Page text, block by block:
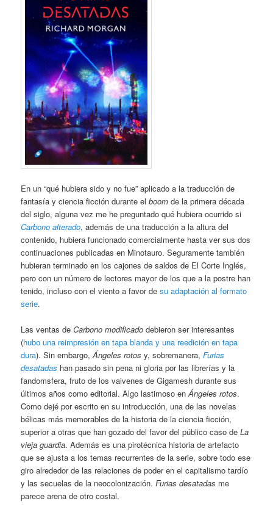
En un “qué hubiera sido y no fue” aplicado a la traducción de
fantasía y ciencia ficción durante elboom de la primera década
del siglo, alguna vez me he preguntado qué hubiera ocurrido si
Carbono alterado, además de una traducción a la altura del
contenido, hubiera funcionado comercialmente hasta ver sus dos
continuaciones publicadas en Minotauro. Seguramente también
hubieran terminado en los cajones de saldos de El Corte Inglés,
pero con un número de lectores mayor de los que a la postre han
tenido, incluso con el viento a favor desu adaptación al formato
serie.
Las ventas deCarbono modificado debieron ser interesantes
(hubo una reimpresión en tapa blanda y una reedición en tapa
dura). Sin embargo,Ángeles rotos y, sobremanera,Furias
desatadas han pasado sin pena ni gloria por las librerías y la
fandomsfera, fruto de los vaivenes de Gigamesh durante sus
últimos años como editorial. Algo lastimoso enÁngeles rotos.
Como dejé por escrito en su introducción, una de las novelas
bélicas más memorables de la historia de la ciencia ficción,
superior a otras que han gozado del favor del público caso deLa
vieja guardia. Además es una pirotécnica historia de artefacto
que se ajusta a los temas recurrentes de la serie, sobre todo ese
giro alrededor de las relaciones de poder en el capitalismo tardío
y las secuelas de la neocolonización.Furias desatadas me
parece arena de otro costal.